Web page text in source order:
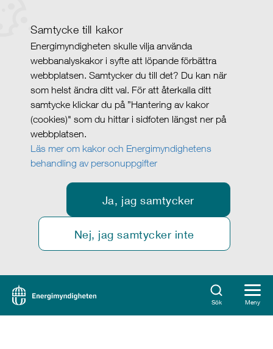
Samtycke till kakor
Energimyndigheten skulle vilja använda
webbanalyskakor i syfte att löpande förbättra
webbplatsen. Samtycker du till det? Du kan när
som helst ändra ditt val. För att återkalla ditt
samtycke klickar du på ”Hantering av kakor
(cookies)" som du hittar i sidfoten längst ner på
webbplatsen.
Läs mer om kakor och Energimyndighetens
behandling av personuppgifter
Ja, jag samtycker
Nej, jag samtycker inte
Sök Meny